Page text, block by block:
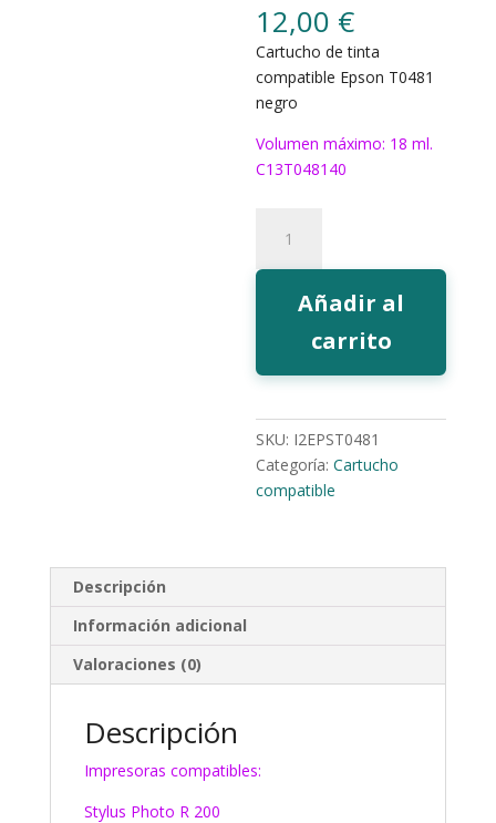
12,00 €
Cartucho de tinta
compatible Epson T0481
negro
Volumen máximo: 18 ml.
C13T048140
Tinta
EcoInk
cantidad
Añadir al
carrito
SKU: I2EPST0481
Categoría:Cartucho
compatible
Descripción
Información adicional
Valoraciones (0)
Descripción
Impresoras compatibles:
Stylus Photo R 200